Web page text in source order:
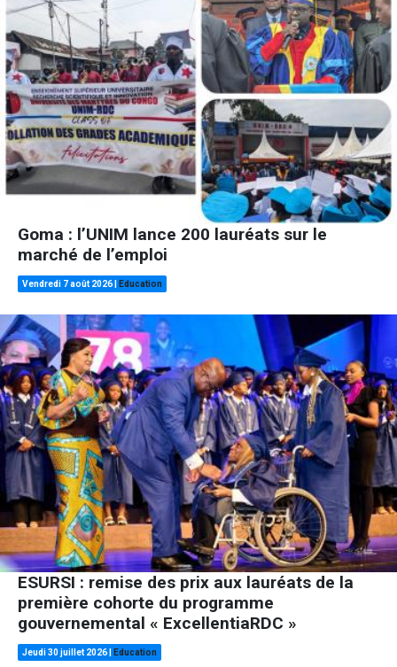
Goma : l’UNIM lance 200 lauréats sur le
marché de l’emploi
Vendredi 7 août 2026 Education
ESURSI : remise des prix aux lauréats de la
première cohorte du programme
gouvernemental « ExcellentiaRDC »
Jeudi 30 juillet 2026 Education